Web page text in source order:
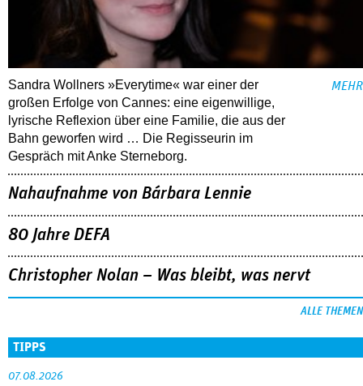
Sandra Wollners »Everytime« war einer der
großen Erfolge von Cannes: eine eigenwillige,
lyrische Reflexion über eine ­Familie, die aus der
Bahn geworfen wird … Die Regisseurin im
Gespräch mit Anke Sterneborg.
MEHR
Nahaufnahme von Bárbara Lennie
80 Jahre DEFA
Christopher Nolan – Was bleibt, was nervt
ALLE THEMEN
TIPPS
07.08.2026